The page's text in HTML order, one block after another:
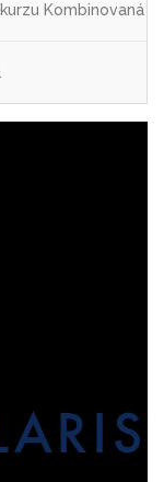
Kombinovaná